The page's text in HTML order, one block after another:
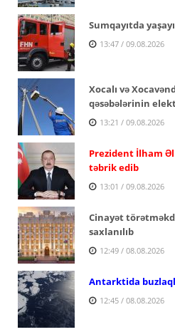
Sumqayıtda
13:47 / 09.08.2026
Xocalı və
qəsəbələrinin
13:21 / 09.08.2026
Prezident İlham
təbrik edib
13:01 / 09.08.2026
Cinayət
saxlanılıb
12:49 / 08.08.2026
Antarktida
12:45 / 08.08.2026